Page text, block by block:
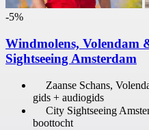
-5%
Windmolens,
Sightseeing Amsterdam
Zaanse Schans,
gids + audiogids
City Sightseeing
boottocht